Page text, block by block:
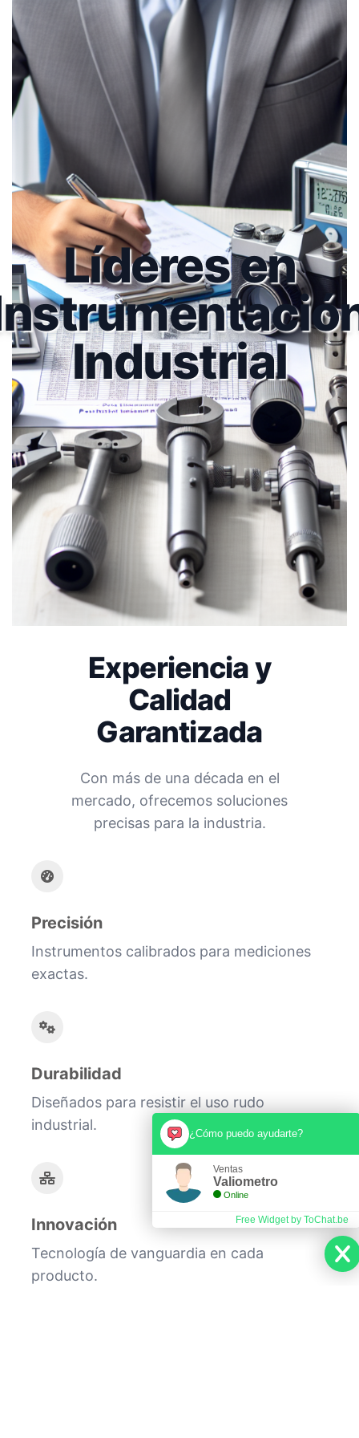
Líderes en
Industrial
Experiencia y
Calidad
Garantizada
Con más de una década en el
mercado, ofrecemos soluciones
precisas para la industria.
Precisión
Instrumentos calibrados para mediciones
exactas.
Durabilidad
Diseñados para resistir el uso rudo
industrial.
Innovación
Tecnología de vanguardia en cada
producto.
¿Cómo puedo ayudarte?
Ventas
Valiometro
Online
Free Widget by ToChat.be